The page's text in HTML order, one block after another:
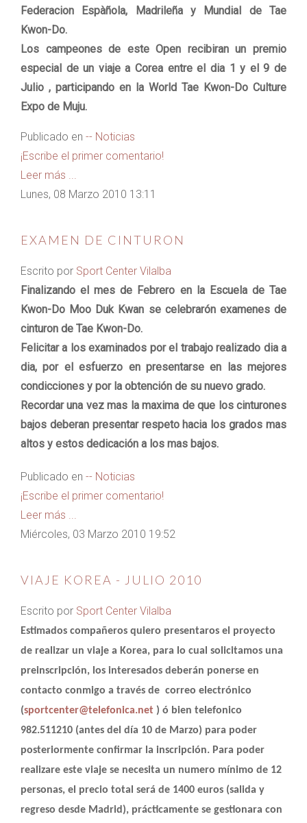
Federacion Espàñola, Madrileña y Mundial de Tae
Kwon-Do.
Los campeones de este Open recibiran un premio
especial de un viaje a Corea entre el dia 1 y el 9 de
Julio , participando en la World Tae Kwon-Do Culture
Expo de Muju.
Publicado en -- Noticias
¡Escribe el primer comentario!
Leer más ...
Lunes, 08 Marzo 2010 13:11
EXAMEN DE CINTURON
Escrito por Sport Center Vilalba
Finalizando el mes de Febrero en la Escuela de Tae
Kwon-Do Moo Duk Kwan se celebrarón examenes de
cinturon de Tae Kwon-Do.
Felicitar a los examinados por el trabajo realizado dia a
dia, por el esfuerzo en presentarse en las mejores
condicciones y por la obtención de su nuevo grado.
Recordar una vez mas la maxima de que los cinturones
bajos deberan presentar respeto hacia los grados mas
altos y estos dedicación a los mas bajos.
Publicado en -- Noticias
¡Escribe el primer comentario!
Leer más ...
Miércoles, 03 Marzo 2010 19:52
VIAJE KOREA - JULIO 2010
Escrito por Sport Center Vilalba
Estimados compañeros quiero presentaros el proyecto
de realizar un viaje a Korea, para lo cual solicitamos una
preinscripción, los interesados deberán ponerse en
contacto conmigo a través de correo electrónico
(sportcenter@telefonica.net ) ó bien telefonico
982.511210 (antes del día 10 de Marzo) para poder
posteriormente confirmar la inscripción. Para poder
realizare este viaje se necesita un numero mínimo de 12
personas, el precio total será de 1400 euros (salida y
regreso desde Madrid), prácticamente se gestionara con